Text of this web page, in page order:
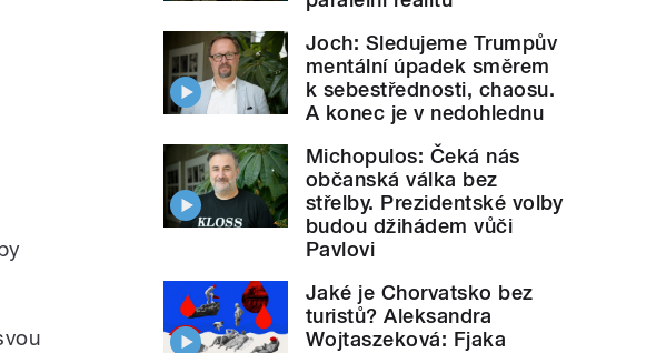
Joch: Sledujeme Trumpův
mentální úpadek směrem
k sebestřednosti, chaosu.
A konec je v nedohlednu
Michopulos: Čeká nás
občanská válka bez
střelby. Prezidentské volby
budou džihádem vůči
Pavlovi
Jaké je Chorvatsko bez
turistů? Aleksandra
Wojtaszeková: Fjaka